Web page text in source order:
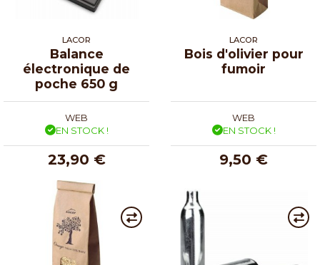
LACOR
Balance
électronique de
poche 650 g
WEB
EN STOCK !
23,90 €
LACOR
Bois d'olivier pour
fumoir
WEB
EN STOCK !
9,50 €